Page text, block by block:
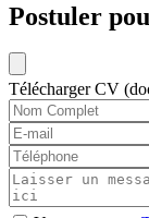
Postuler
Télécharger CV